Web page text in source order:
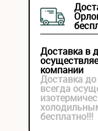
Доставка в
компании
Доставка
всегда
бесплатно!!!